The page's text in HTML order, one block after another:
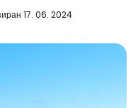
17. 06. 2024